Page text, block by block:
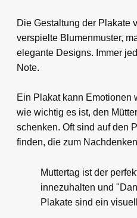
Die Gestaltung der Plakate
verspielte Blumenmuster,
elegante Designs. Immer
Note.
Ein Plakat kann Emotionen
wie wichtig es ist, den
schenken. Oft sind auf den
finden, die zum
Muttertag ist der
innezuhalten und
Plakate sind ein